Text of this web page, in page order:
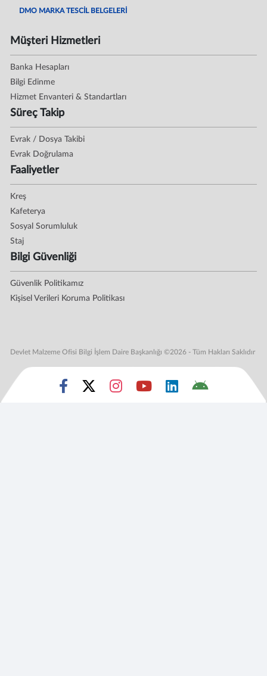
DMO MARKA TESCİL BELGELERİ
Müşteri Hizmetleri
Banka Hesapları
Bilgi Edinme
Hizmet Envanteri & Standartları
Süreç Takip
Evrak / Dosya Takibi
Evrak Doğrulama
Faaliyetler
Kreş
Kafeterya
Sosyal Sorumluluk
Staj
Bilgi Güvenliği
Güvenlik Politikamız
Kişisel Verileri Koruma Politikası
Devlet Malzeme Ofisi Bilgi İşlem Daire Başkanlığı ©2026 - Tüm Hakları Saklıdır